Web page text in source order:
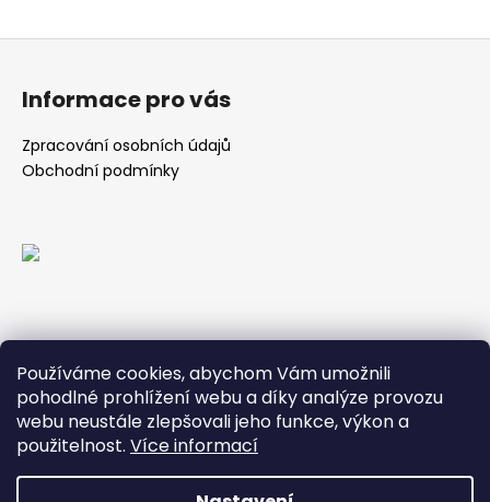
Používáme cookies, abychom Vám umožnili
pohodlné prohlížení webu a díky analýze provozu
webu neustále zlepšovali jeho funkce, výkon a
použitelnost. Více informací
Informace pro vás
Zpracování osobních údajů
Obchodní podmínky